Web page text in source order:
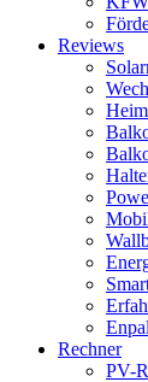
Reviews
Enpal
Rechner
PV-